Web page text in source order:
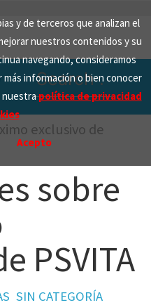
y de terceros que analizan el
nuestros contenidos y su
navegando, consideramos
información o bien conocer
nuestrapolítica de privacidad
Acepto
Search
for:
exclusivo de
sobre
PSVITA
SIN CATEGORÍA